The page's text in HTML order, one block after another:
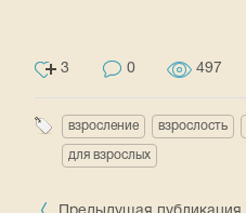
3 0 497
взросление взрослость
для взрослых